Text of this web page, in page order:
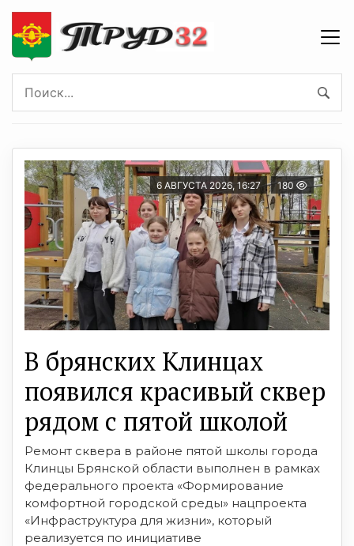
6 АВГУСТА 2026, 16:27 180
В брянских Клинцах
появился красивый сквер
рядом с пятой школой
Ремонт сквера в районе пятой школы города
Клинцы Брянской области выполнен в рамках
федерального проекта «Формирование
комфортной городской среды» нацпроекта
«Инфраструктура для жизни», который
реализуется по инициативе